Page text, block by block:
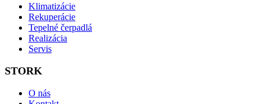
Klimatizácie
Rekuperácie
Tepelné čerpadlá
Realizácia
Servis
STORK
O nás